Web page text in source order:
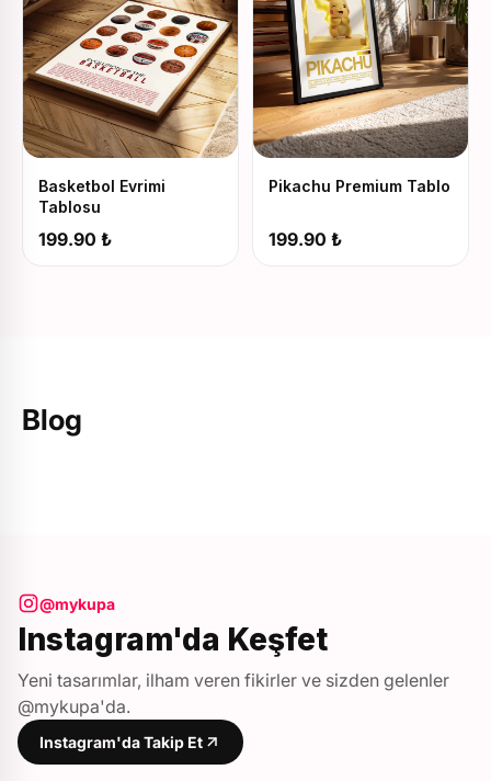
Basketbol Evrimi
Tablosu
199.90 ₺
Pikachu Premium Tablo
199.90 ₺
Bloghediye fikirlerini keşfedin.
@mykupa
Instagram'da Keşfet
Yeni tasarımlar, ilham veren fikirler ve sizden gelenler
@mykupa'da.
Instagram'da Takip Et